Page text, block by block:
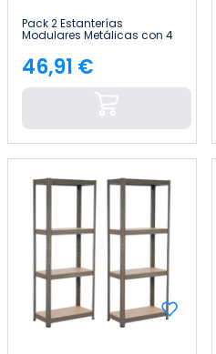
Pack 2 Estanterías
Modulares Metálicas con 4
Thinia Home
Precio
46,91 €